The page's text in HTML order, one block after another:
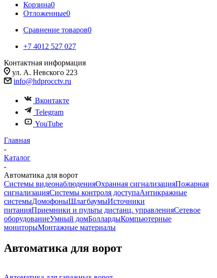
Корзина0
Отложенные0
Сравнение товаров0
+7 4012 527 027
Контактная информация
ул. А. Невского 223
info@hdprocctv.ru
Вконтакте
Telegram
YouTube
Главная
-
Каталог
-
Автоматика для ворот
Системы видеонаблюденияОхранная сигнализацияПожарная
сигнализацияСистемы контроля доступаАнтикражные
системыДомофоныШлагбаумыИсточники
питанияПриемники и пульты дистанц. управленияСетевое
оборудованиеУмный домБоллардыКомпьютерные
мониторыМонтажные материалы
Автоматика для ворот